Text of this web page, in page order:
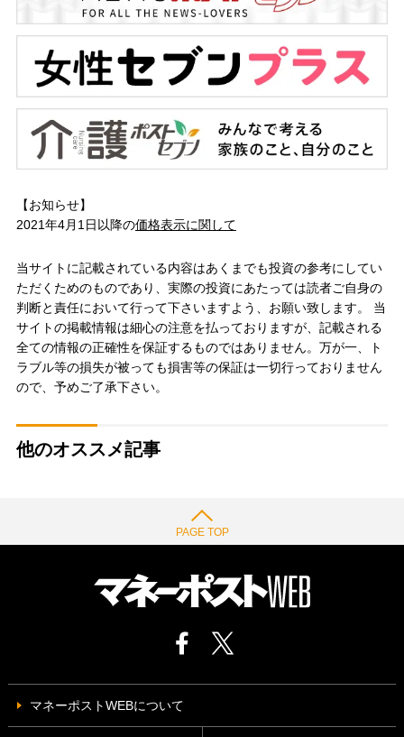
【お知らせ】
2021年4月1日以降の価格表示に関して
当サイトに記載されている内容はあくまでも投資の参考にしてい
ただくためのものであり、実際の投資にあたっては読者ご自身の
判断と責任において行って下さいますよう、お願い致します。 当
サイトの掲載情報は細心の注意を払っておりますが、記載される
全ての情報の正確性を保証するものではありません。万が一、ト
ラブル等の損失が被っても損害等の保証は一切行っておりません
ので、予めご了承下さい。
他のオススメ記事
PAGE TOP
マネーポストWEBについて